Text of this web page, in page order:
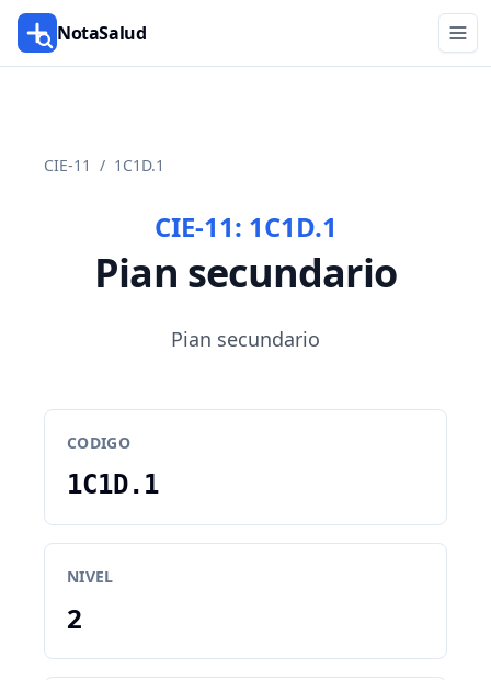
NotaSalud
CIE-11 / 1C1D.1
CIE-11: 1C1D.1
Pian secundario
Pian secundario
CODIGO
1C1D.1
NIVEL
2